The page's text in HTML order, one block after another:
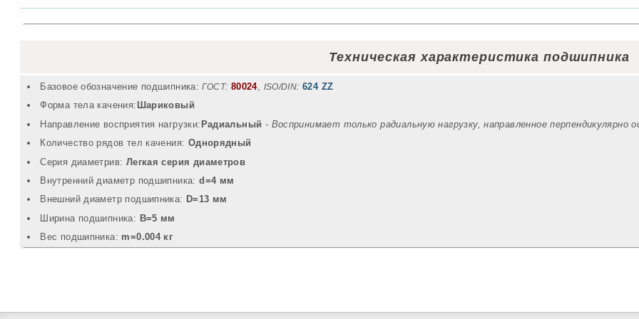
Техническая характеристика подшипника
Базовое обозначение подшипника: ГОСТ: 80024, ISO/DIN: 624 ZZ
Форма тела качения: Шариковый
Направление восприятия нагрузки: Радиальный - Воспринимает только радиальную нагрузку, направленное перпендикулярно
Количество рядов тел качения: Однорядный
Серия диаметрив: Легкая серия диаметров
Внутренний диаметр подшипника:d=4 мм
Внешний диаметр подшипника: D=13 мм
Ширина подшипника: B=5 мм
Вec подшипника: m=0.004 кг